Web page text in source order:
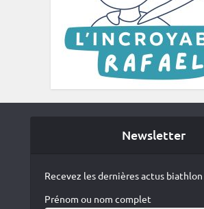
Newsletter
Recevez les dernières actus
Prénom ou nom complet